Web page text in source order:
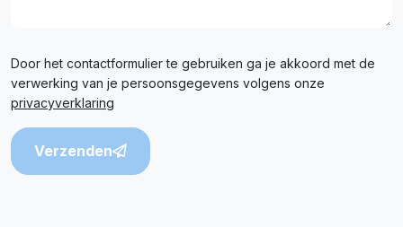
Door het contactformulier te gebruiken ga je akkoord met de
verwerking van je persoonsgegevens volgens onze
privacyverklaring
Verzenden